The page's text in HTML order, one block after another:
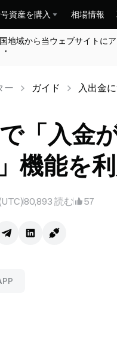
資産を購入 相場情報
地域から当ウェブサイトに
"
ー ガイド 入出金
「入金
機能を
80,893 読む 57